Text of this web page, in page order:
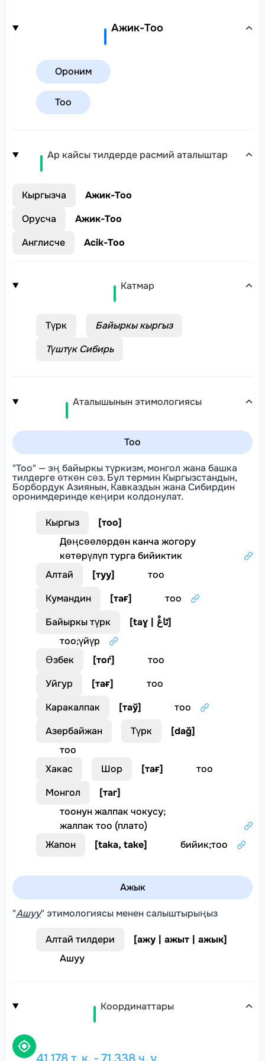
Ажик-Тоо
Ороним
Тоо
Ар кайсы тилдерде расмий аталыштар
Кыргызча
Ажик-Тоо
Орусча
Ажик-Тоо
Англисче
Acik-Too
Катмар
Түрк
Байыркы кыргыз
Түштүк Сибирь
Аталышынын этимологиясы
Тоо
"Тоо" — эң байыркы түркизм, монгол жана башка
тилдерге өткөн сөз. Бул термин Кыргызстандын,
Борбордук Азиянын, Кавказдын жана Сибирдин
оронимдеринде кеңири колдонулат.
Кыргыз [тоо]
Дөңсөөлөрдөн канча жогору
көтөрүлүп турга бийиктик
Алтай
[туу]
тоо
Кумандин
[тағ]
тоо
Байыркы түрк
[ taɣ | تَاغْ]
тоо;үйүр
Өзбек
[тоѓ]
тоо
Уйгур
[тағ]
тоо
Каракалпак
[таў]
тоо
Азербайжан
Түрк [dağ]
тоо
Хакас
Шор [тағ]
тоо
Монгол
[таг]
тоонун жалпак чокусу;
жалпак тоо (плато)
Жапон
[taka, take] бийик;тоо
Ажык
"Ашуу" этимологиясы менен салыштырыңыз
Алтай тилдери [ажу | ажыт | ажык]
Ашуу
Координаттары